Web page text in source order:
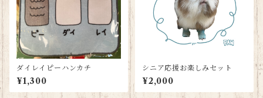
ダイレイピーハンカチ
¥1,300
シニア応援お楽しみセット
¥2,000